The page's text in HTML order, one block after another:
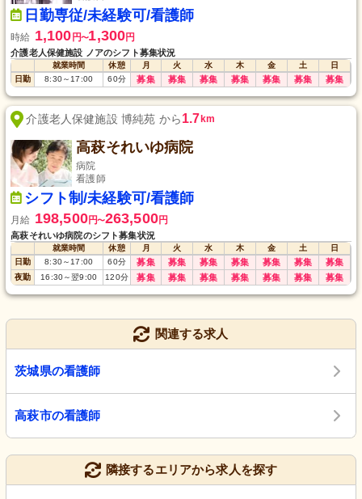
日勤専従/未経験可/看護師
時給 1,100円〜1,300円
介護老人保健施設 ノアのシフト募集状況
就業時間 休憩 月 火 水 木 金 土
日
日勤
8:30～ 17:00 60分 募集 募集 募集 募集 募集 募集 募集
介護老人保健施設 博純苑 から1.7 km
高萩それいゆ病院
病院
看護師
シフト制/未経験可/看護師
月給 198,500円〜263,500円
高萩それいゆ病院のシフト募集状況
就業時間 休憩 月 火 水 木 金 土
日
日勤
8:30～ 17:00 60分 募集 募集 募集 募集 募集 募集 募集
夜勤 16:30～翌9:00 120分 募集 募集 募集 募集 募集 募集 募集
関連する求人
茨城県の看護師
高萩市の看護師
隣接するエリアから求人を探す